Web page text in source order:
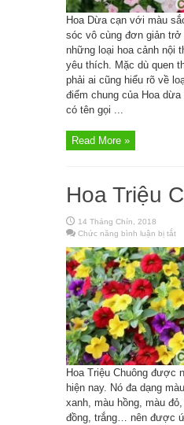
Hoa Dừa cạn với màu
sóc vô cùng đơn giản trở
những loại hoa cảnh nội
yêu thích. Mặc dù quen
phải ai cũng hiểu rõ về
điểm chung của Hoa
có tên gọi ...
Read More »
Hoa Triệu
14 Tháng Chín, 2018
Chức năng bình luận bị tắt
Hoa Triệu Chuông được
hiện nay. Nó đa dạng
xanh, màu hồng, màu
đồng, trắng… nên được